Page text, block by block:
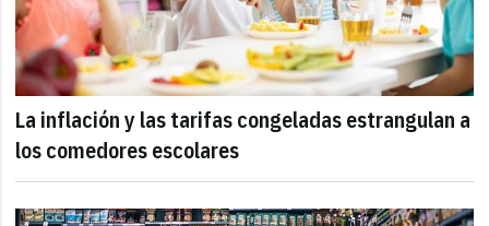
La inflación y las tarifas congeladas estrangulan a
los comedores escolares